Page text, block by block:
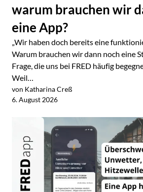
warum brauchen wir
eine App?
„Wir haben doch bereits eine
Warum brauchen wir dann noch eine
Frage, die uns bei FRED häufig
Weil…
von Katharina Creß
6. August 2026